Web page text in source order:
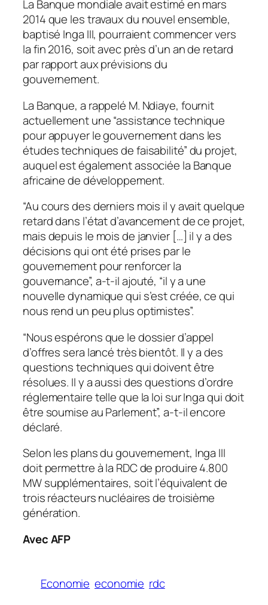
La Banque mondiale avait estimé en mars
2014 que les travaux du nouvel ensemble,
baptisé Inga III, pourraient commencer vers
la fin 2016, soit avec près d’un an de retard
par rapport aux prévisions du
gouvernement.
La Banque, a rappelé M. Ndiaye, fournit
actuellement une “assistance technique
pour appuyer le gouvernement dans les
études techniques de faisabilité” du projet,
auquel est également associée la Banque
africaine de développement.
“Au cours des derniers mois il y avait quelque
retard dans l’état d’avancement de ce projet,
mais depuis le mois de janvier […] il y a des
décisions qui ont été prises par le
gouvernement pour renforcer la
gouvernance”, a-t-il ajouté, “il y a une
nouvelle dynamique qui s’est créée, ce qui
nous rend un peu plus optimistes”.
“Nous espérons que le dossier d’appel
d’offres sera lancé très bientôt. Il y a des
questions techniques qui doivent être
résolues. Il y a aussi des questions d’ordre
réglementaire telle que la loi sur Inga qui doit
être soumise au Parlement”, a-t-il encore
déclaré.
Selon les plans du gouvernement, Inga III
doit permettre à la RDC de produire 4.800
MW supplémentaires, soit l’équivalent de
trois réacteurs nucléaires de troisième
génération.
Avec AFP
Economie economie rdc